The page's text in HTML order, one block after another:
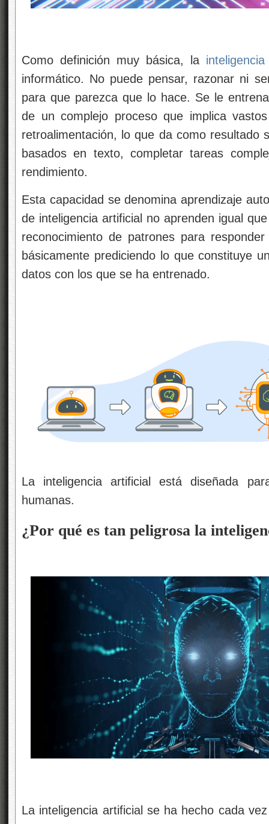
Como definición muy básica, la
informático. No puede pensar, razonar ni
para que parezca que lo hace. Se le
de un complejo proceso que implica
retroalimentación, lo que da como resultado
basados en texto, completar tareas
rendimiento.
Esta capacidad se denomina aprendizaje
de inteligencia artificial no aprenden igual
reconocimiento de patrones para
básicamente prediciendo lo que constituye
datos con los que se ha entrenado.
La inteligencia artificial está diseñada
humanas.
¿Por qué es tan peligrosa la
La inteligencia artificial se ha hecho cada